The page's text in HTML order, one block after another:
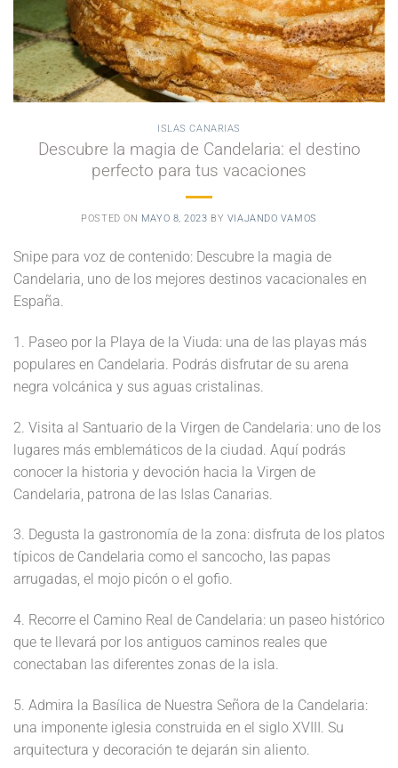
ISLAS CANARIAS
Descubre la magia de Candelaria: el destino
perfecto para tus vacaciones
POSTED ON MAYO 8, 2023 BY VIAJANDO VAMOS
Snipe para voz de contenido: Descubre la magia de
Candelaria, uno de los mejores destinos vacacionales en
España.
1. Paseo por la Playa de la Viuda: una de las playas más
populares en Candelaria. Podrás disfrutar de su arena
negra volcánica y sus aguas cristalinas.
2. Visita al Santuario de la Virgen de Candelaria: uno de los
lugares más emblemáticos de la ciudad. Aquí podrás
conocer la historia y devoción hacia la Virgen de
Candelaria, patrona de las Islas Canarias.
3. Degusta la gastronomía de la zona: disfruta de los platos
típicos de Candelaria como el sancocho, las papas
arrugadas, el mojo picón o el gofio.
4. Recorre el Camino Real de Candelaria: un paseo histórico
que te llevará por los antiguos caminos reales que
conectaban las diferentes zonas de la isla.
5. Admira la Basílica de Nuestra Señora de la Candelaria:
una imponente iglesia construida en el siglo XVIII. Su
arquitectura y decoración te dejarán sin aliento.